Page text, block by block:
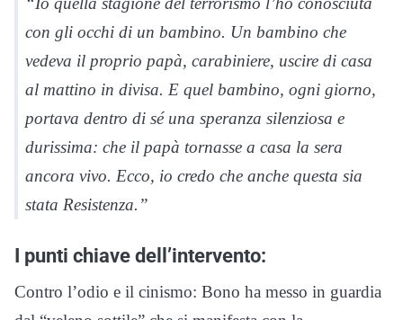
con gli occhi di un bambino. Un bambino che
vedeva il proprio papà, carabiniere, uscire di casa
al mattino in divisa. E quel bambino, ogni giorno,
portava dentro di sé una speranza silenziosa e
durissima: che il papà tornasse a casa la sera
ancora vivo. Ecco, io credo che anche questa sia
stata Resistenza.”
I punti chiave dell’intervento:
Contro l’odio e il cinismo: Bono ha messo in guardia